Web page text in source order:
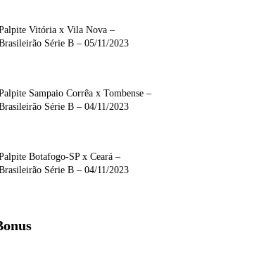
Vitória x Vila Nova –
Série B – 05/11/2023
Sampaio Corrêa x Tombense –
Série B – 04/11/2023
Botafogo-SP x Ceará –
Série B – 04/11/2023